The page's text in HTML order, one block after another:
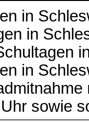
in
in
in
sowie